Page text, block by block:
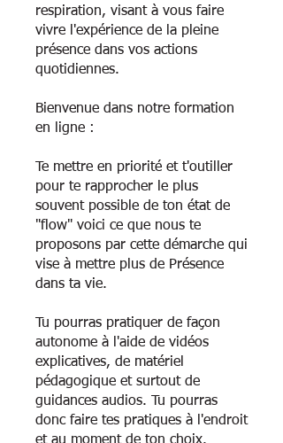
respiration, visant à vous faire
vivre l'expérience de la pleine
présence dans vos actions
quotidiennes.
Bienvenue dans notre formation
en ligne :
Te mettre en priorité et t'outiller
pour te rapprocher le plus
souvent possible de ton état de
"flow" voici ce que nous te
proposons par cette démarche qui
vise à mettre plus de Présence
dans ta vie.
Tu pourras pratiquer de façon
autonome à l'aide de vidéos
explicatives, de matériel
pédagogique et surtout de
guidances audios. Tu pourras
donc faire tes pratiques à l'endroit